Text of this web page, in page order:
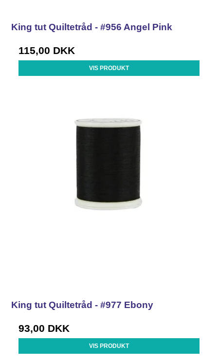
King tut Quiltetråd - #956 Angel Pink
115,00 DKK
VIS PRODUKT
King tut Quiltetråd - #977 Ebony
93,00 DKK
VIS PRODUKT